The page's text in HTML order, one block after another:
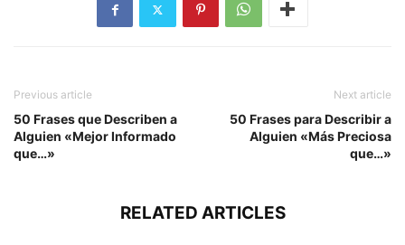
Previous article
50 Frases que Describen a
Alguien «Mejor Informado
que…»
Next article
50 Frases para Describir a
Alguien «Más Preciosa
que…»
RELATED ARTICLES